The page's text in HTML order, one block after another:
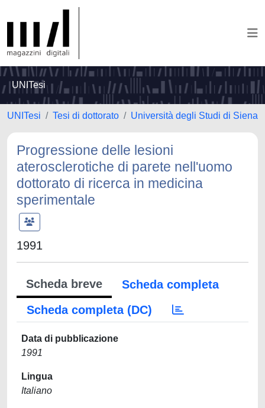
UNITesi
UNITesi Tesi di dottorato Università degli Studi di Siena
Progressione delle lesioni
aterosclerotiche di parete nell'uomo
dottorato di ricerca in medicina
sperimentale
1991
Scheda breve
Scheda completa
Scheda completa (DC)
Data di pubblicazione
1991
Lingua
Italiano